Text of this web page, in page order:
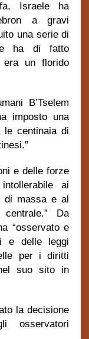
Israele ha
a gravi
una serie di
e ha di fatto
era un florido
B’Tselem
imposto una
le centinaia di
e delle forze
ai
di massa e al
Da
“osservato e
e delle leggi
per i diritti
suo sito in
la decisione
osservatori